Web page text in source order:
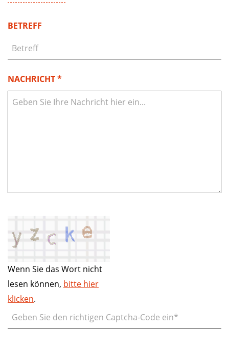
BETREFF
NACHRICHT *
Wenn Sie das Wort nicht
lesen können, bitte hier
klicken.